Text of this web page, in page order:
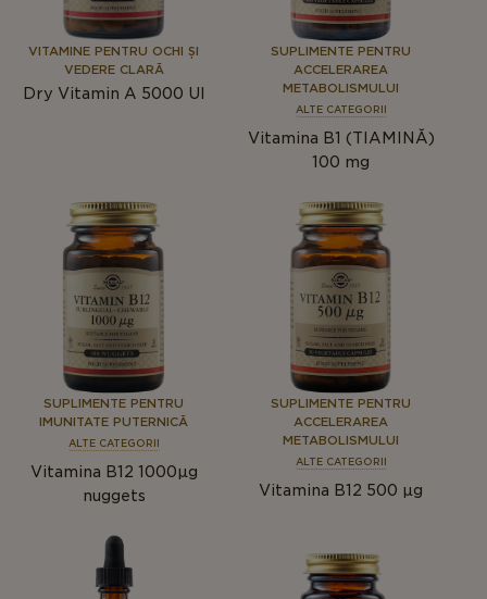
VITAMINE PENTRU OCHI ȘI
VEDERE CLARĂ
Dry Vitamin A 5000 UI
SUPLIMENTE PENTRU
ACCELERAREA
METABOLISMULUI
ALTE CATEGORII
Vitamina B1 (TIAMINĂ)
100 mg
SUPLIMENTE PENTRU
IMUNITATE PUTERNICĂ
ALTE CATEGORII
Vitamina B12 1000µg
nuggets
SUPLIMENTE PENTRU
ACCELERAREA
METABOLISMULUI
ALTE CATEGORII
Vitamina B12 500 µg